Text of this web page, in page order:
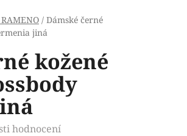
RAMENO / Dámské černé
jiná
kožené
hodnocení